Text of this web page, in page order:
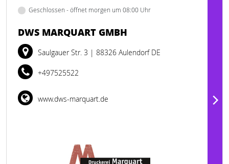
Geschlossen - öffnet morgen um 08:00 Uhr
DWS MARQUART GMBH
Saulgauer Str. 3 | 88326 Aulendorf DE
+497525522
www.dws-marquart.de